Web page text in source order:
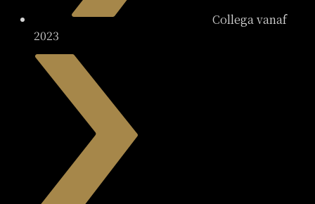
Collega vanaf
2023